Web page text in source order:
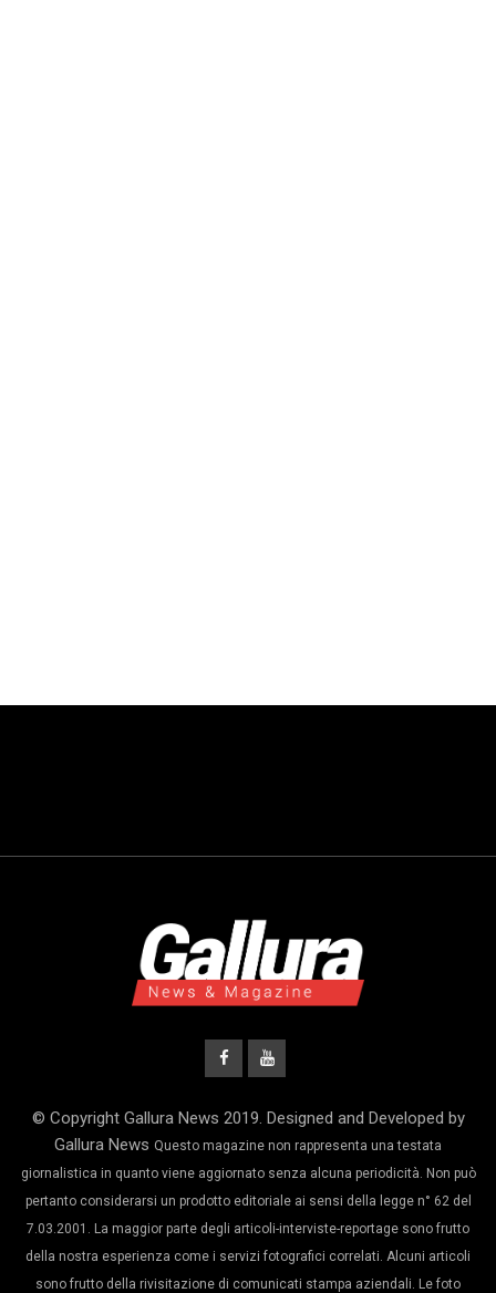
© Copyright Gallura News 2019. Designed and Developed by
Gallura News Questo magazine non rappresenta una testata
giornalistica in quanto viene aggiornato senza alcuna periodicità. Non può
pertanto considerarsi un prodotto editoriale ai sensi della legge n° 62 del
7.03.2001. La maggior parte degli articoli-interviste-reportage sono frutto
della nostra esperienza come i servizi fotografici correlati. Alcuni articoli
sono frutto della rivisitazione di comunicati stampa aziendali. Le foto